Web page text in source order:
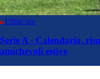
Ultim’ora
Serie A - Calendario,
amichevoli estive